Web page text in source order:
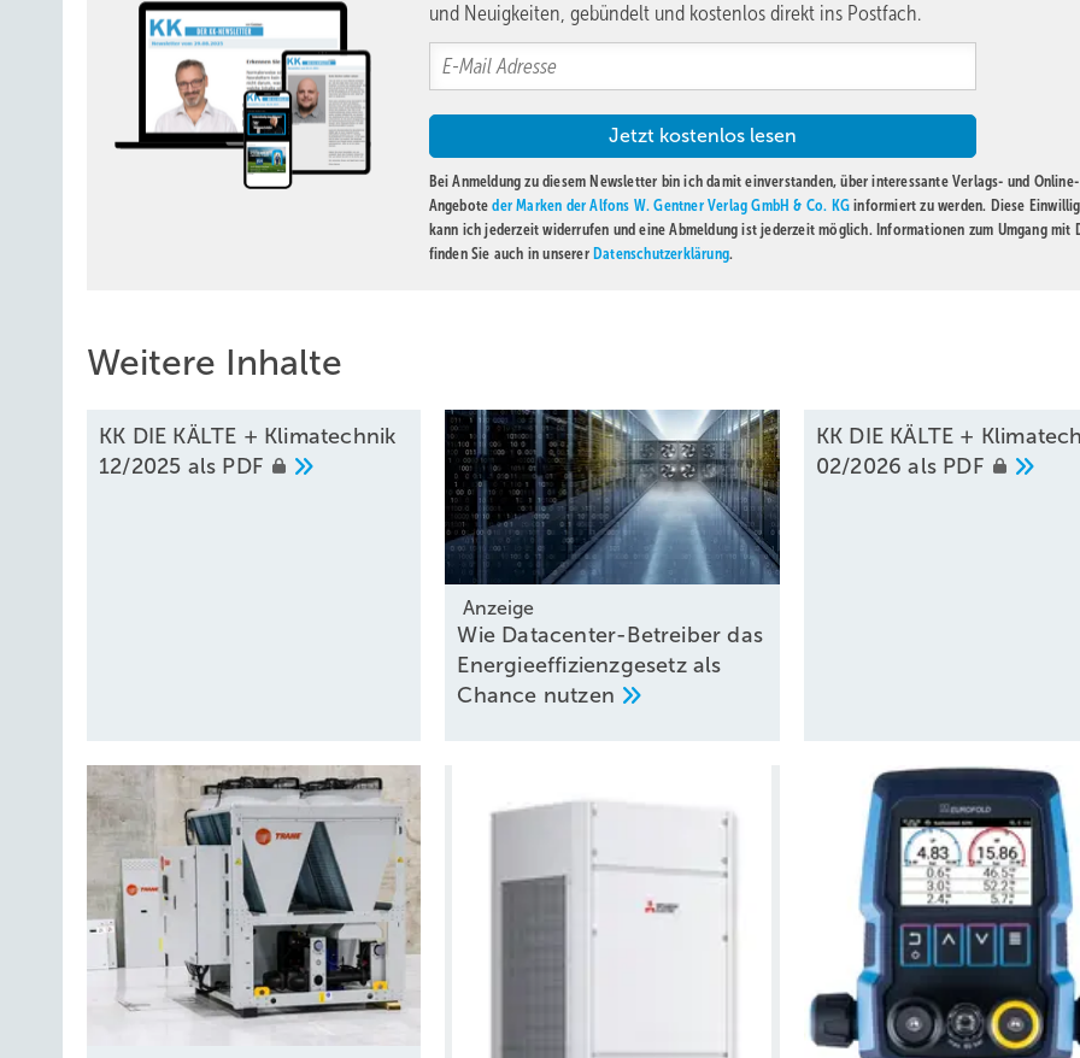
und Neuigkeiten, gebündelt und kostenlos direkt ins Postfach.
Bei Anmeldung zu diesem Newsletter bin ich damit einverstanden, über interessante Verlags- und Online-
Angeboteder Marken der Alfons W. Gentner Verlag GmbH & Co. KG informiert zu werden. Diese
kann ich jederzeit widerrufen und eine Abmeldung ist jederzeit möglich. Informationen zum Umgang mit
finden Sie auch in unserer Datenschutzerklärung.
Weitere Inhalte
KK DIE KÄLTE + Klimatechnik
12/2025 als PDF
Anzeige
Wie Datacenter-Betreiber das
Energieeffizienzgesetz als
Chance nutzen
KK DIE KÄLTE +
02/2026 als PDF